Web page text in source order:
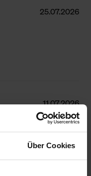
Über Cookies
25.07.2026
11.07.2026
Qualität und